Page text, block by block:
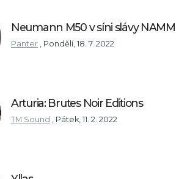
Neumann M50 v síni slávy NAMM
Panter , Pondělí, 18. 7. 2022
Arturia: Brutes Noir Editions
TM Sound , Pátek, 11. 2. 2022